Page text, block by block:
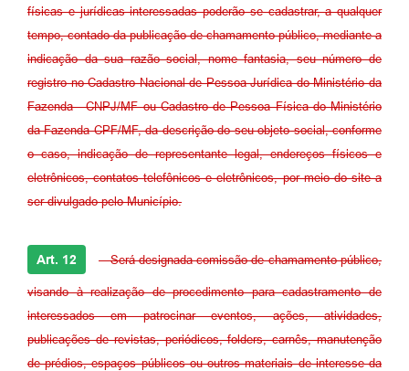
físicas e jurídicas interessadas poderão se cadastrar, a qualquer
tempo, contado da publicação de chamamento público, mediante a
indicação da sua razão social, nome fantasia, seu número de
registro no Cadastro Nacional de Pessoa Jurídica do Ministério da
Fazenda - CNPJ/MF ou Cadastro de Pessoa Física do Ministério
da Fazenda CPF/MF, da descrição do seu objeto social, conforme
o caso, indicação de representante legal, endereços físicos e
eletrônicos, contatos telefônicos e eletrônicos, por meio do site a
ser divulgado pelo Município.
Art. 12 - Será designada comissão de chamamento público,
visando à realização de procedimento para cadastramento de
interessados em patrocinar eventos, ações, atividades,
publicações de revistas, periódicos, folders, carnês, manutenção
de prédios, espaços públicos ou outros materiais de interesse da